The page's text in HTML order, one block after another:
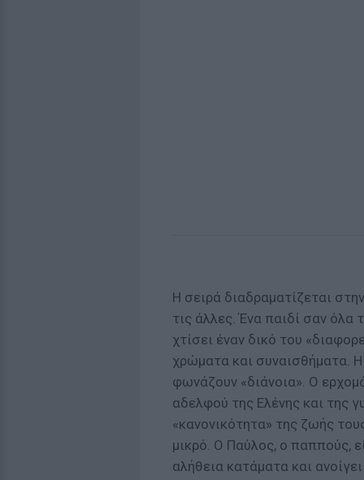
Η σειρά διαδραματίζεται
τις άλλες. Ένα παιδί σαν όλα
χτίσει έναν δικό του
χρώματα και συναισθήματα. Η
φωνάζουν «διάνοια». Ο
αδελφού της Ελένης και της
«κανονικότητα» της ζωής
μικρό. Ο Παύλος, ο παππούς,
αλήθεια κατάματα και